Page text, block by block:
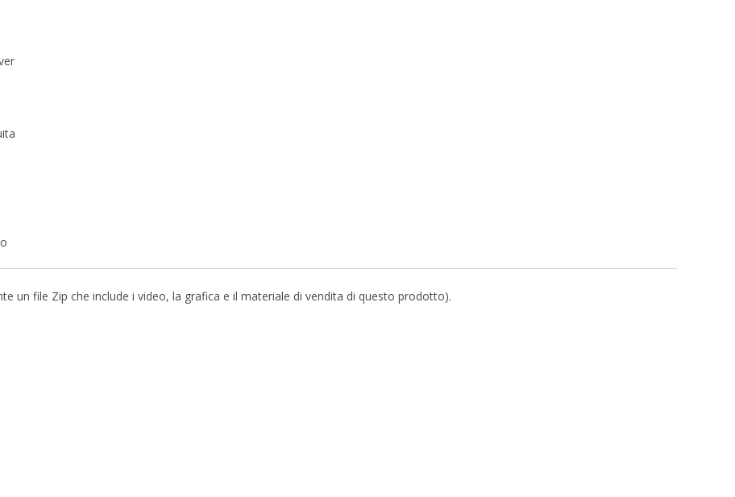
un file Zip che include i video, la grafica e il materiale di vendita di questo prodotto).